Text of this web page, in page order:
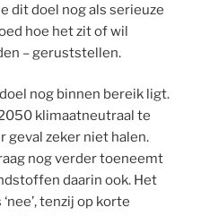
dit doel nog als serieuze
hoe het zit of wil
– geruststellen.
nog binnen bereik ligt.
klimaatneutraal te
geval zeker niet halen.
nog verder toeneemt
daarin ook. Het
tenzij op korte